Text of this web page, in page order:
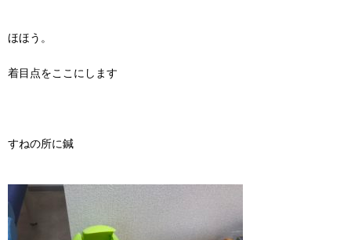
ほほう。
着目点をここにします
すねの所に鍼